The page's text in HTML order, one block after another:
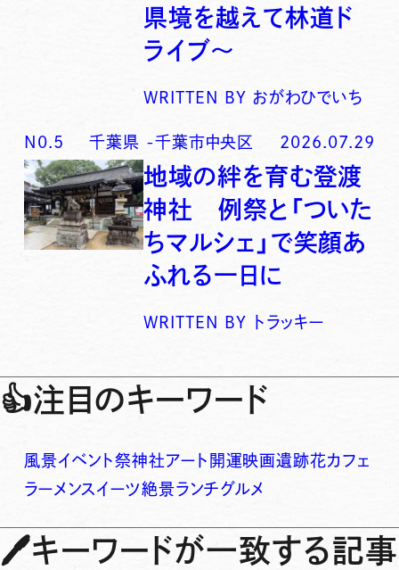
県境を越えて林道ド
ライブ〜
WRITTEN BY おがわひでいち
N0. 5 千葉県 -千葉市中央区 2026.07.29
地域の絆を育む登渡
神社 例祭と「ついた
ちマルシェ」で笑顔あ
ふれる一日に
WRITTEN BY トラッキー
👍注目のキーワード
風景イベント祭神社アート 開運映画遺跡花カフェ
ラーメンスイーツ絶景ランチグルメ
🖊キーワードが一致する記事